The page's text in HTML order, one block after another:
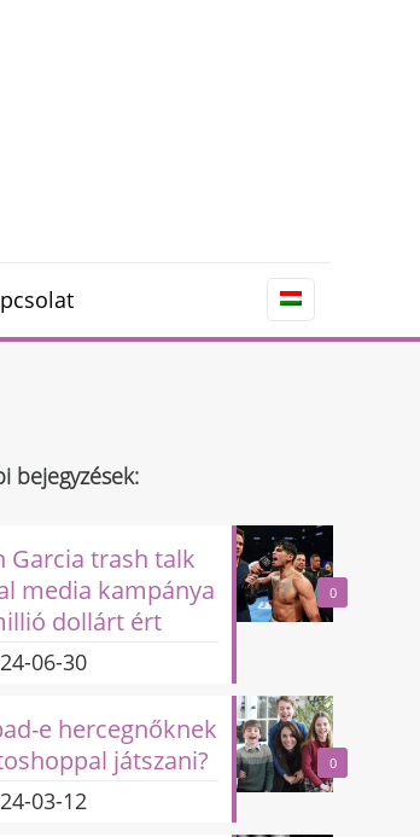
bejegyzések:
0
Garcia trash talk
media kampánya
dollárt ért
06-30
0
e hercegnőknek
játszani?
03-12